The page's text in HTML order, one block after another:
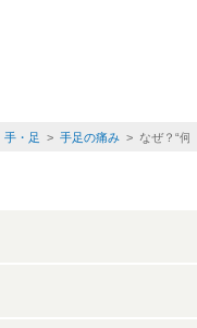
手・足 > 手足の痛み> なぜ？“何